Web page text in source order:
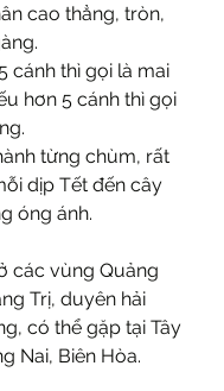
cao thẳng, tròn,
cánh thì gọi là mai
hơn 5 cánh thì gọi
từng chùm, rất
dịp Tết đến cây
óng ánh.
các vùng Quảng
Trị, duyên hải
có thể gặp tại Tây
Nai, Biên Hòa.